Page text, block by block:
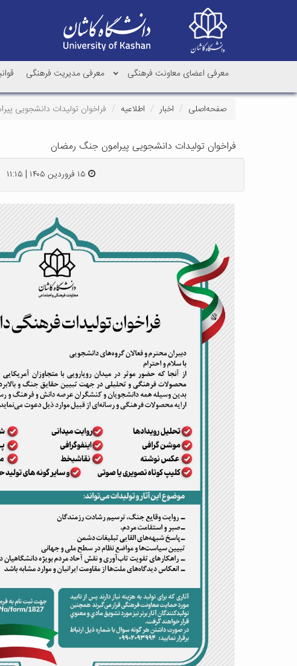
معرفی اعضای معاونت فرهنگی معرفی مدیریت فرهنگی
صفحه‌اصلی اخبار اطلاعیه فراخوان تولیدات دانشجویی
فراخوان تولیدات دانشجویی پیرامون جنگ رمضان